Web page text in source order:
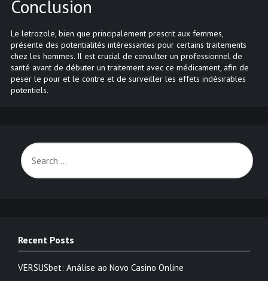
Conclusion
Le letrozole, bien que principalement prescrit aux femmes,
présente des potentialités intéressantes pour certains traitements
chez les hommes. Il est crucial de consulter un professionnel de
santé avant de débuter un traitement avec ce médicament, afin de
peser le pour et le contre et de surveiller les effets indésirables
potentiels.
Recent Posts
VERSUSbet: Análise ao Novo Casino Online